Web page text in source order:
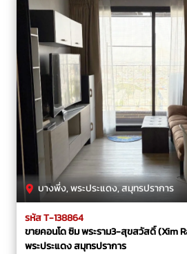
บางพึ่ง, พระประแดง, สมุทรปราการ
รหัส T-138864
ขายคอนโด ซิม พระราม3-สุขสวัสดิ์ (Xim
พระประแดง สมุทรปราการ